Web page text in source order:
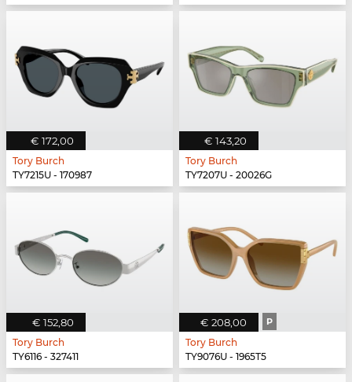
€ 172,00
Tory Burch
TY7215U - 170987
€ 143,20
Tory Burch
TY7207U - 20026G
€ 152,80
Tory Burch
TY6116 - 327411
€ 208,00 P
Tory Burch
TY9076U - 1965T5